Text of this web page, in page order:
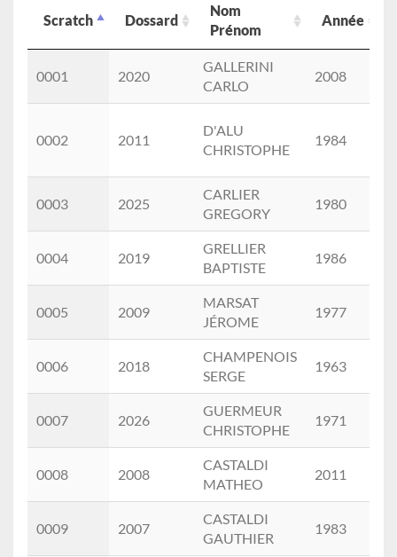
Scratch Dossard
Nom
Prénom
Année
Nom
Prénom
0001
2020
GALLERINI
CARLO
2008
0002 2011
D'ALU
CHRISTOPHE
1984
0003 2025
CARLIER
GREGORY
1980
0004 2019
GRELLIER
BAPTISTE
1986
0005 2009
MARSAT
JÉROME
1977
0006 2018
CHAMPENOIS
SERGE
1963
0007 2026
GUERMEUR
CHRISTOPHE
1971
0008 2008
CASTALDI
MATHEO
2011
0009 2007
CASTALDI
GAUTHIER
1983